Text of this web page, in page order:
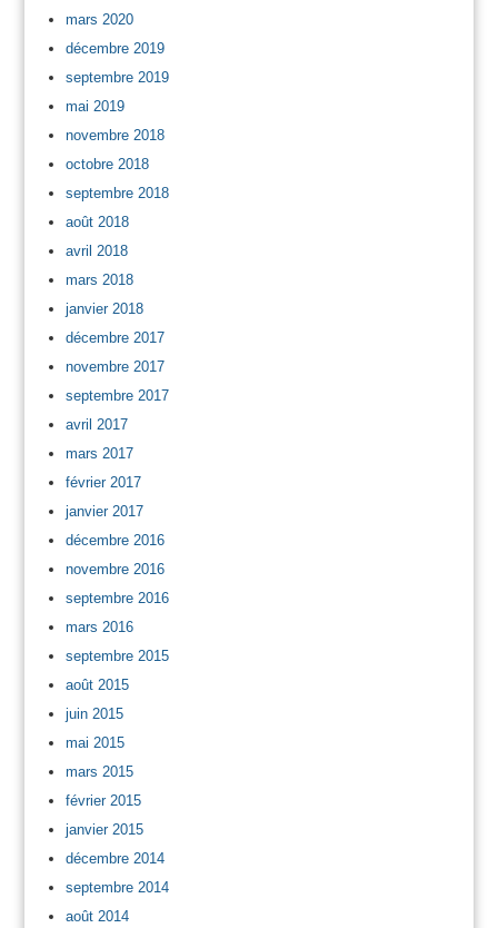
mars 2020
décembre 2019
septembre 2019
mai 2019
novembre 2018
octobre 2018
septembre 2018
août 2018
avril 2018
mars 2018
janvier 2018
décembre 2017
novembre 2017
septembre 2017
avril 2017
mars 2017
février 2017
janvier 2017
décembre 2016
novembre 2016
septembre 2016
mars 2016
septembre 2015
août 2015
juin 2015
mai 2015
mars 2015
février 2015
janvier 2015
décembre 2014
septembre 2014
août 2014